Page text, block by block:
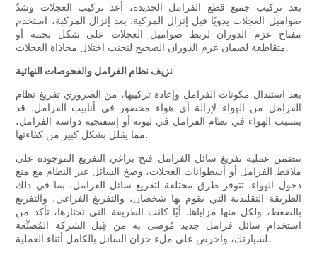
بعد تركيب جميع قطع الفرامل الجديدة، أعد تركيب العجلات وشدّ
صواميل العجلات يدويًا قبل إنزال المركبة. بعد إنزال المركبة، استخدم
مفتاح عزم الدوران لربط صواميل العجلات على شكل نجمة أو
متقاطعة لضمان عزم الدوران الصحيح لتجنب اختلال محاذاة العجلات.
نزيف نظام الفرامل والفحوصات النهائية
بعد استبدال مكونات الفرامل وإعادة تركيبها، من الضروري تفريغ نظام
الفرامل من الهواء لإزالة أي هواء محصور في أنابيب الفرامل. قد
يتسبب الهواء في نظام الفرامل في ليونة أو إسفنجية دواسة الفرامل،
مما يقلل بشكل كبير من كفاءتها.
تتضمن عملية تفريغ سائل الفرامل فتح براغي التفريغ الموجودة على
ملاقط الفرامل أو أسطوانات العجلات، وضخ السائل عبر النظام مع منع
دخول الهواء. تتوفر طرق مختلفة لتفريغ سائل الفرامل، بما في ذلك
الطريقة التقليدية التي يقوم بها شخصان، والتفريغ الفراغي، والتفريغ
بالضغط، ولكل منها مزاياها. أيًا كانت الطريقة التي تختارها، تأكد من
استخدام سائل فرامل جديد مُوصى به من قِبل الشركة المُصنِّعة
لسيارتك، واحرص على ملء خزان السائل بالكامل أثناء العملية.